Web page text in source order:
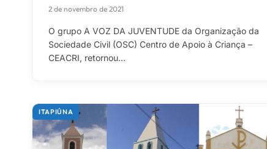
2 de novembro de 2021
O grupo A VOZ DA JUVENTUDE da Organização da
Sociedade Civil (OSC) Centro de Apoio à Criança –
CEACRI, retornou…
ITAPIÚNA